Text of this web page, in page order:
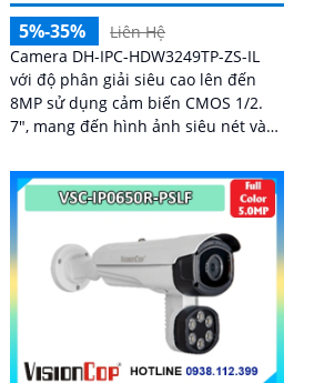
5%-35%
Liên Hệ
Camera DH-IPC-HDW3249TP-ZS-IL
với độ phân giải siêu cao lên đến
8MP sử dụng cảm biến CMOS 1/2.
7", mang đến hình ảnh siêu nét và
công nghệ AI tiên tiến như SMD 4